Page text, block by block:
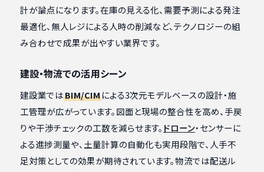
計が論点になります。在庫の見える化、需要予測による発注
最適化、無人レジによる人時の削減など、テクノロジーの組
み合わせで成果が出やすい業界です。
建設・物流での活用シーン
建設業ではBIM/CIMによる3次元モデルベースの設計・施
工管理が広がっています。図面と現場の整合性を高め、手戻
りや干渉チェックの工数を減らせます。 ドローン・センサーに
よる進捗測量や、土量計算の自動化も実用段階で、人手不
足対策としての効果が期待されています。物流では配送ル